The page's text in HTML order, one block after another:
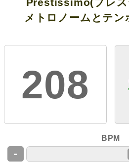
メトロノームとテン
208
BPM
-